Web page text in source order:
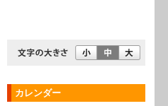
カレンダー